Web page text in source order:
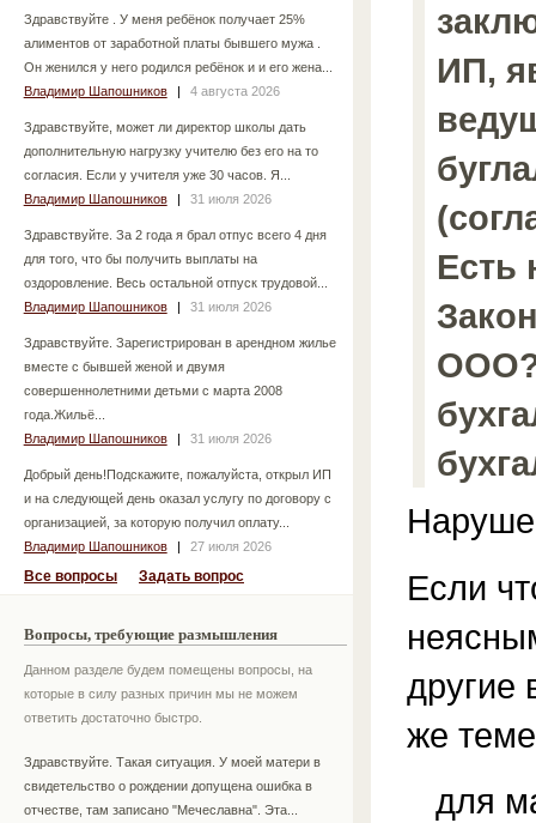
Здравствуйте . У меня ребёнок получает 25%
алиментов от заработной платы бывшего мужа .
Он женился у него родился ребёнок и и его жена...
Владимир Шапошников
| 4 августа 2026
Здравствуйте, может ли директор школы дать
дополнительную нагрузку учителю без его на то
согласия. Если у учителя уже 30 часов. Я...
Владимир Шапошников
| 31 июля 2026
Здравствуйте. За 2 года я брал отпус всего 4 дня
для того, что бы получить выплаты на
оздоровление. Весь остальной отпуск трудовой...
Владимир Шапошников
| 31 июля 2026
Здравствуйте. Зарегистрирован в арендном жилье
вместе с бывшей женой и двумя
совершеннолетними детьми с марта 2008
года.Жильё...
Владимир Шапошников
| 31 июля 2026
Добрый день!Подскажите, пожалуйста, открыл ИП
и на следующей день оказал услугу по договору с
организацией, за которую получил оплату...
Владимир Шапошников
| 27 июля 2026
Все вопросы Задать вопрос
Вопросы, требующие размышления
Данном разделе будем помещены вопросы, на
которые в силу разных причин мы не можем
ответить достаточно быстро.
Здравствуйте. Такая ситуация. У моей матери в
свидетельство о рождении допущена ошибка в
отчестве, там записано "Мечеславна". Эта...
ИП,
Есть
Если
другие
же
для